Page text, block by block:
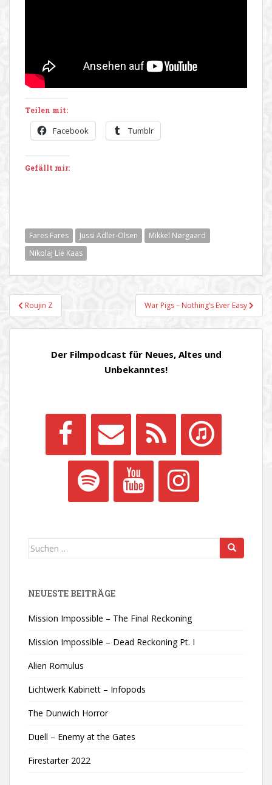
Teilen mit:
Facebook Tumblr
Gefällt mir:
Fares Fares Jussi Adler-Olsen
Mikkel Nørgaard
Nikolaj Lie Kaas
Beitragsnavigation
Roujin Z War Pigs – Nothing’s Ever Easy
Der Filmpodcast für Neues, Altes und
Unbekanntes!
Suchen
NEUESTE BEITRÄGE
Mission Impossible – The Final Reckoning
Mission Impossible – Dead Reckoning Pt. I
Alien Romulus
Lichtwerk Kabinett – Infopods
The Dunwich Horror
Duell – Enemy at the Gates
Firestarter 2022